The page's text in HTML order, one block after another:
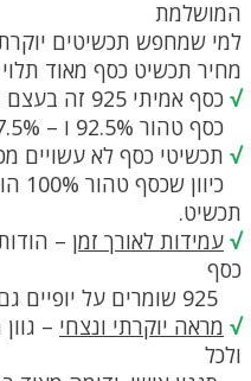
המושלמת
למי שמחפש תכשיטים
מחיר תכשיט כסף מאוד תלוי
√ כסף אמיתי 925 זה בעצם תערובת של סגסוגות.
כסף טהור 92.5% ו – 7.5% נחושת.
√ תכשיטי כסף לא עשויים
תכשיט.
√ עמידות לאורך זמן –
כסף
√ מראה יוקרתי ונצחי –
ולכל